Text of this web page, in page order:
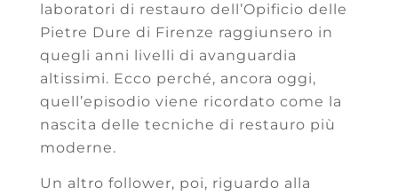
laboratori di restauro dell’Opificio delle
Pietre Dure di Firenze raggiunsero in
quegli anni livelli di avanguardia
altissimi. Ecco perché, ancora oggi,
quell’episodio viene ricordato come la
nascita delle tecniche di restauro più
moderne.
Un altro follower, poi, riguardo alla